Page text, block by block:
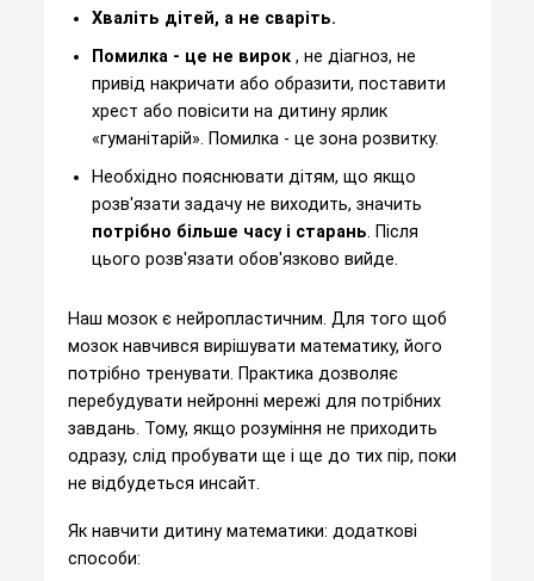
Хваліть дітей, а не сваріть.
Помилка - це не вирок , не діагноз, не
привід накричати або образити, поставити
хрест або повісити на дитину ярлик
«гуманітарій». Помилка - це зона розвитку.
Необхідно пояснювати дітям, що якщо
розв'язати задачу не виходить, значить
потрібно більше часу і старань . Після
цього розв'язати обов'язково вийде.
Наш мозок є нейропластичним. Для того щоб
мозок навчився вирішувати математику, його
потрібно тренувати. Практика дозволяє
перебудувати нейронні мережі для потрібних
завдань. Тому, якщо розуміння не приходить
одразу, слід пробувати ще і ще до тих пір, поки
не відбудеться инсайт.
Як навчити дитину математики: додаткові
способи: